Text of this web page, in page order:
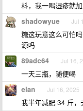
料，我一喝湿疹就加
shadowyue Jul
糖这玩意这么可怕
源吗
89adc64 Jul 16,
一天三瓶，随便喝
elan Jul 16, 2025
我半年减肥 34 斤，